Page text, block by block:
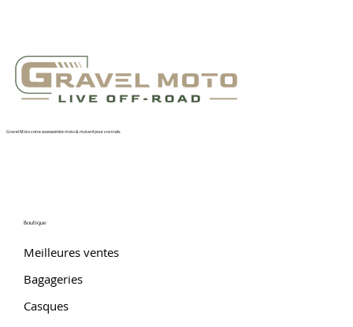
Gravel Moto votre accessoiriste moto & motard pour vos trails.
Boutique
Meilleures ventes
Bagageries
Casques